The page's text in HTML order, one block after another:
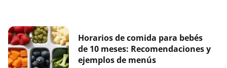
Horarios de comida para bebés
de 10 meses: Recomendaciones y
ejemplos de menús